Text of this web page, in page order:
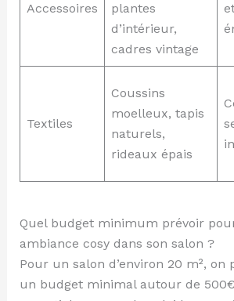
Accessoires
plantes
d’intérieur,
cadres vintage
Textiles
Coussins
moelleux, tapis
naturels,
rideaux épais
Quel budget minimum prévoir
ambiance cosy dans son salon ?
Pour un salon d’environ 20 m²,
un budget minimal autour de